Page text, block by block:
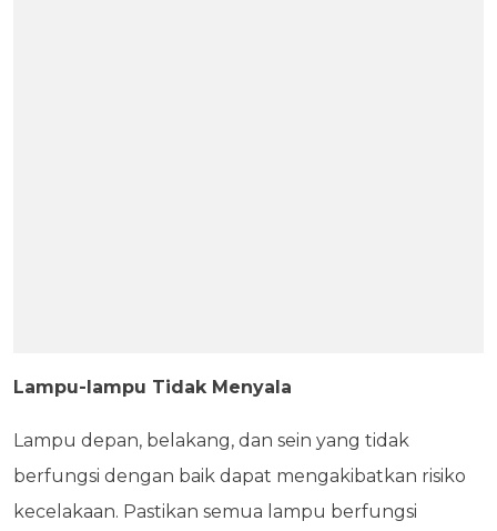
Lampu-lampu Tidak Menyala
Lampu depan, belakang, dan sein yang tidak
berfungsi dengan baik dapat mengakibatkan risiko
kecelakaan. Pastikan semua lampu berfungsi